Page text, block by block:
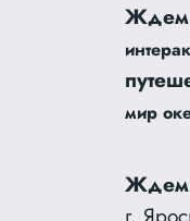
Ждем
мир
Ждем